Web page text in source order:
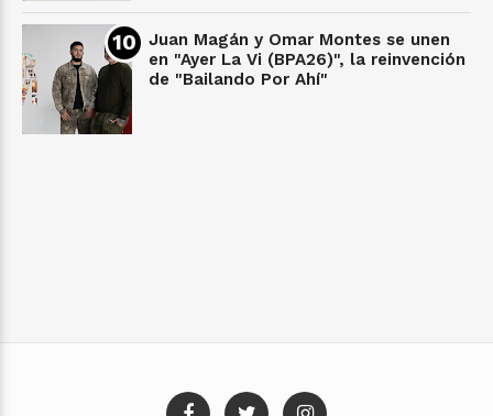
Juan Magán y Omar Montes se unen
en "Ayer La Vi (BPA26)", la reinvención
de "Bailando Por Ahí"